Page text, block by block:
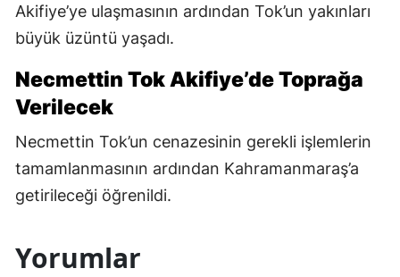
Akifiye’ye ulaşmasının ardından Tok’un yakınları
büyük üzüntü yaşadı.
Necmettin Tok Akifiye’de Toprağa
Verilecek
Necmettin Tok’un cenazesinin gerekli işlemlerin
tamamlanmasının ardından Kahramanmaraş’a
getirileceği öğrenildi.
Yorumlar